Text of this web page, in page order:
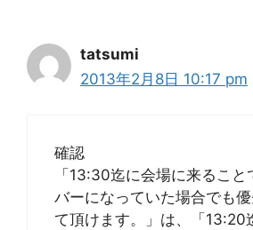
tatsumi
2013年2月8日 10:17 pm
確認
「13:30迄に会場に来ること
バーになっていた場合でも
て頂けます。」は、「13:20